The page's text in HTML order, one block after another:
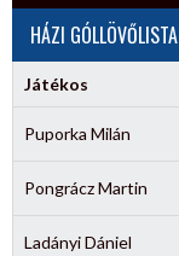
HÁZI GÓLLÖVŐLISTA
Játékos
Puporka Milán
Pongrácz Martin
Ladányi Dániel